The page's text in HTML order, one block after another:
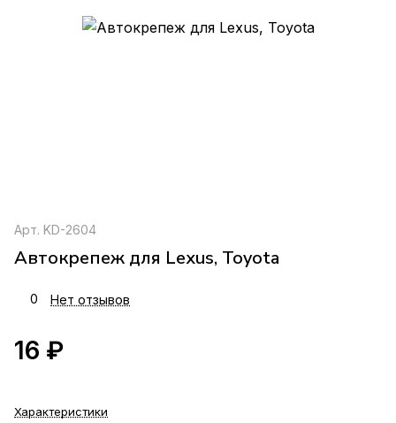
Арт. KD-2604
Автокрепеж для Lexus, Toyota
0 Нет отзывов
16 ₽
Характеристики